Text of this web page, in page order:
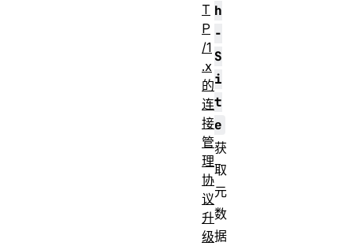
h
-
S
i
t
e
获
取
元
数
据
T
P
/1
.x
的
连
接
管
理
协
议
升
级